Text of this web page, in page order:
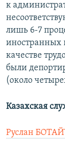
к
лишь 6-7
иностранных
качестве
были
(около
Казахская
Руслан